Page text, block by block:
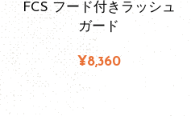
FCS フード付きラッシュ
ガード
¥8,360